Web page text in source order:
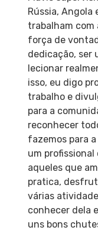
Rússia, Angola
trabalham com
força de
dedicação, ser
lecionar
isso, eu digo
trabalho e
para a
reconhecer
fazemos para
um profissional
aqueles que
pratica,
várias
conhecer dela
uns bons